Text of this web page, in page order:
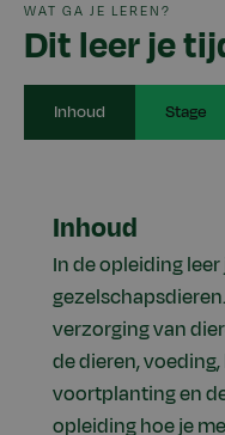
WAT GA JE LEREN?
Dit leer je
Inhoud Stage
Inhoud
In de opleiding
verzorging van
de dieren,
voortplanting en
opleiding hoe je